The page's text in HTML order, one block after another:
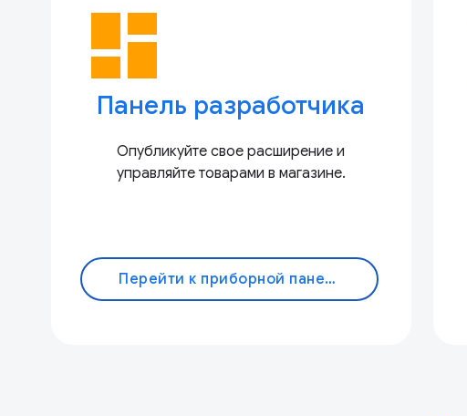
dashboard
Панель разработчика
Опубликуйте свое расширение и
управляйте товарами в магазине.
Перейти к приборной панели